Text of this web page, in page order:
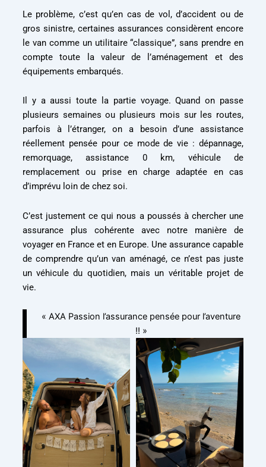
Le problème, c’est qu’en cas de vol, d’accident ou de
gros sinistre, certaines assurances considèrent encore
le van comme un utilitaire “classique”, sans prendre en
compte toute la valeur de l’aménagement et des
équipements embarqués.
Il y a aussi toute la partie voyage. Quand on passe
plusieurs semaines ou plusieurs mois sur les routes,
parfois à l’étranger, on a besoin d’une assistance
réellement pensée pour ce mode de vie : dépannage,
remorquage, assistance 0 km, véhicule de
remplacement ou prise en charge adaptée en cas
d’imprévu loin de chez soi.
C’est justement ce qui nous a poussés à chercher une
assurance plus cohérente avec notre manière de
voyager en France et en Europe. Une assurance capable
de comprendre qu’un van aménagé, ce n’est pas juste
un véhicule du quotidien, mais un véritable projet de
vie.
« AXA Passion l’assurance pensée pour l’aventure
!! »